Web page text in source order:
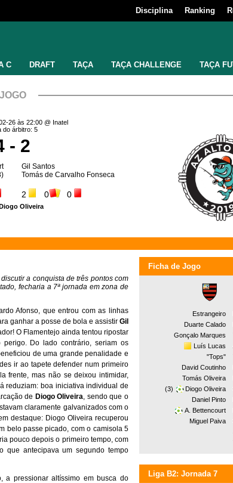
Disciplina Ranking
C DRAFT TAÇA TAÇA CHALLENGE TAÇA
JOGO
26 às 22:00 @ Inatel
do árbitro: 5
- 2
Gil Santos
Tomás de Carvalho Fonseca
2 0 0
Oliveira
a conquista de três pontos com
fecharia a 7ª jornada em zona de
Afonso, que entrou com as linhas
ganhar a posse de bola e assistir Gil
O Flamentejo ainda tentou ripostar
Do lado contrário, seriam os
de uma grande penalidade e
ir ao tapete defender num primeiro
frente, mas não se deixou intimidar,
reduziam: boa iniciativa individual de
de Diogo Oliveira, sendo que o
claramente galvanizados com o
destaque: Diogo Oliveira recuperou
belo passe picado, com o camisola 5
pouco depois o primeiro tempo, com
que antecipava um segundo tempo
a pressionar altíssimo em busca do
Ficha de Jogo
Estrangeiro
Duarte Calado
Gonçalo Marques
Luís Lucas
"Tops"
David Coutinho
Tomás Oliveira
(3)
Diogo Oliveira
Daniel Pinto
A. Bettencourt
Miguel Paiva
Liga B2: Jornada 7